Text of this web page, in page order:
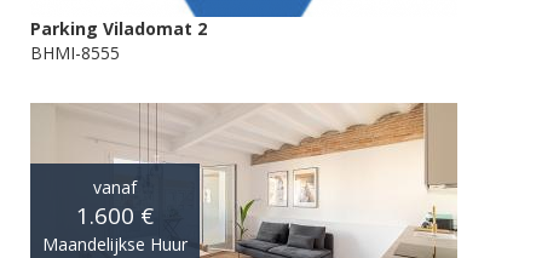
Parking Viladomat 2
BHMI-8555
vanaf
1.600 €
Maandelijkse Huur